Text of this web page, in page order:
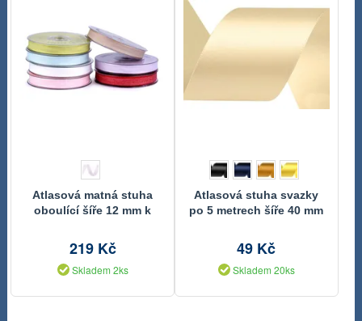
Atlasová matná stuha
oboulící šíře 12 mm k
219 Kč
Skladem 2ks
Atlasová stuha svazky
po 5 metrech šíře 40 mm
49 Kč
Skladem 20ks